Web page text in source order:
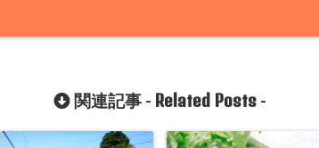
関連記事 - Related Posts-